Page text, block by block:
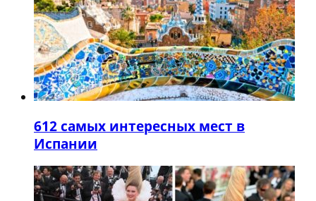
612 самых интересных мест в
Испании